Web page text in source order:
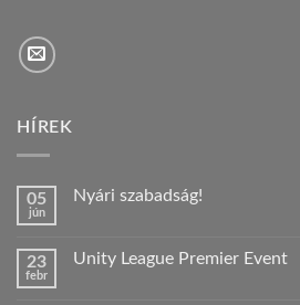
HÍREK
05
jún
Nyári szabadság!
Nyári
23
febr
Unity League Premier Event